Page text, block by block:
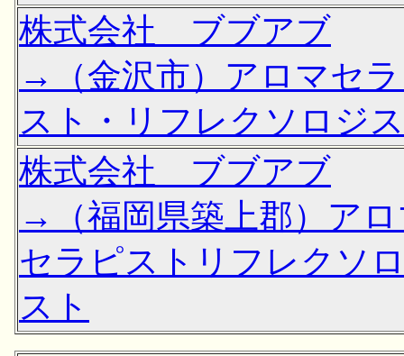
株式会社 ブブアブ
→（金沢市）アロマセ
スト・リフレクソロジ
株式会社 ブブアブ
→（福岡県築上郡）ア
セラピストリフレクソ
スト